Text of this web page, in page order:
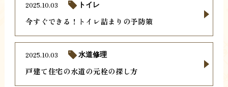
今すぐできる！トイレ詰まりの予防策
2025.10.03 トイレ
戸建て住宅の水道の元栓の探し方
2025.10.03 水道修理